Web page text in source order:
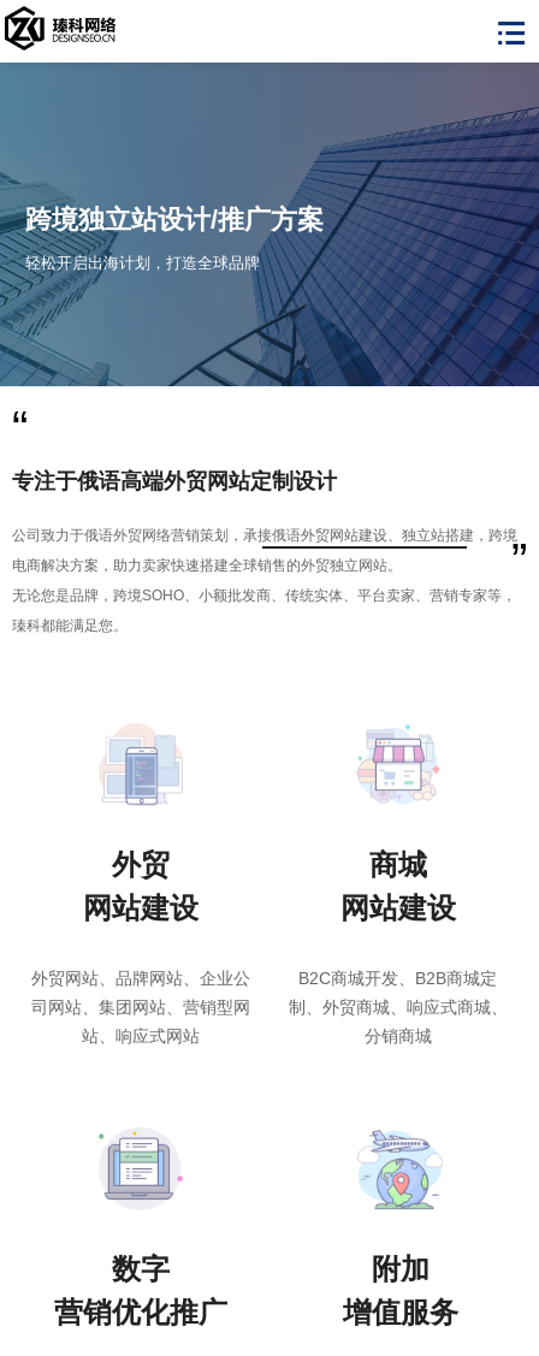
跨境独立站
轻松开启出海计划，
“
专注于俄语高端外贸网站定制设计
公司致力于俄语外贸网络营销策划，承接俄语外贸网站建设、独立站搭建，跨境
电商解决方案，助力卖家快速搭建全球销售的外贸独立网站。
无论您是品牌，跨境SOHO、小额批发商、传统实体、平台卖家、营销专家等，
瑧科都能满足您。
”
外贸
网站建设
外贸网站、品牌网站、企业公
司网站、集团网站、营销型网
站、响应式网站
商城
网站建设
B2C商城开发、B2B商城定
制、外贸商城、响应式商城、
分销商城
数字
营销优化推广
附加
增值服务